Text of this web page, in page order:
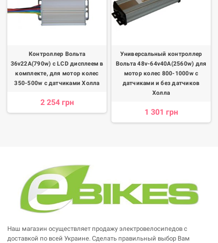
Контроллер Вольта
36v22А(790w) с LCD дисплеем в
комплекте, для мотор колес
350-500w с датчиками Холла
2 254 грн
Универсальный контроллер
Вольта 48v-64v40А(2560w) для
мотор колес 800-1000w с
датчиками и без датчиков
Холла
1 301 грн
Наш магазин осуществляет продажу электровелосипедов с
доставкой по всей Украине. Сделать правильный выбор Вам